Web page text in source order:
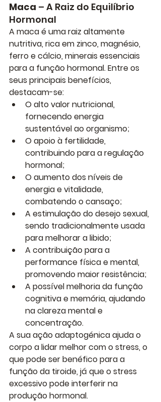
Maca – A Raiz do Equilíbrio
Hormonal
A maca é uma raiz altamente
nutritiva, rica em zinco, magnésio,
ferro e cálcio, minerais essenciais
para a função hormonal. Entre os
seus principais benefícios,
destacam-se:
O alto valor nutricional,
fornecendo energia
sustentável ao organismo;
O apoio à fertilidade,
contribuindo para a regulação
hormonal;
O aumento dos níveis de
energia e vitalidade,
combatendo o cansaço;
A estimulação do desejo sexual,
sendo tradicionalmente usada
para melhorar a libido;
A contribuição para a
performance física e mental,
promovendo maior resistência;
A possível melhoria da função
cognitiva e memória, ajudando
na clareza mental e
concentração.
A sua ação adaptogénica ajuda o
corpo a lidar melhor com o stress, o
que pode ser benéfico para a
função da tiroide, já que o stress
excessivo pode interferir na
produção hormonal.